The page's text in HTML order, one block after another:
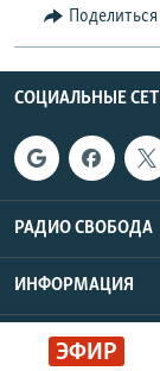
ЭФИР
Поделиться
СОЦИАЛЬНЫЕ
РАДИО СВОБОДА
ИНФОРМАЦИЯ
Радио